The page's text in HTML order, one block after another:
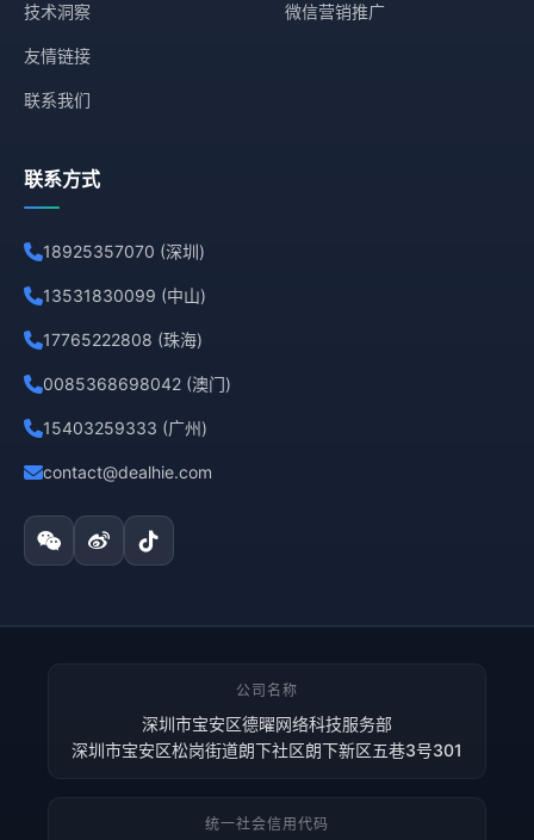
技术洞察
友情链接
联系我们
微信营销推广
联系方式
18925357070 (深圳)
13531830099 (中山)
17765222808 (珠海)
0085368698042 (澳门)
15403259333 (广州)
contact@dealhie.com
公司名称
深圳市宝安区德曜网络科技服务部
深圳市宝安区松岗街道朗下社区朗下新区五巷3号301
统一社会信用代码